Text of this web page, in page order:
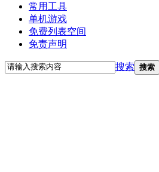
常用工具
单机游戏
免费列表空间
免责声明
搜索 搜索